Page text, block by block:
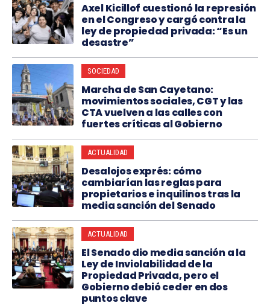
Axel Kicillof cuestionó la represión
en el Congreso y cargó contra la
ley de propiedad privada: “Es un
desastre”
SOCIEDAD
Marcha de San Cayetano:
movimientos sociales, CGT y las
CTA vuelven a las calles con
fuertes críticas al Gobierno
ACTUALIDAD
Desalojos exprés: cómo
cambiarían las reglas para
propietarios e inquilinos tras la
media sanción del Senado
ACTUALIDAD
El Senado dio media sanción a la
Ley de Inviolabilidad de la
Propiedad Privada, pero el
Gobierno debió ceder en dos
puntos clave